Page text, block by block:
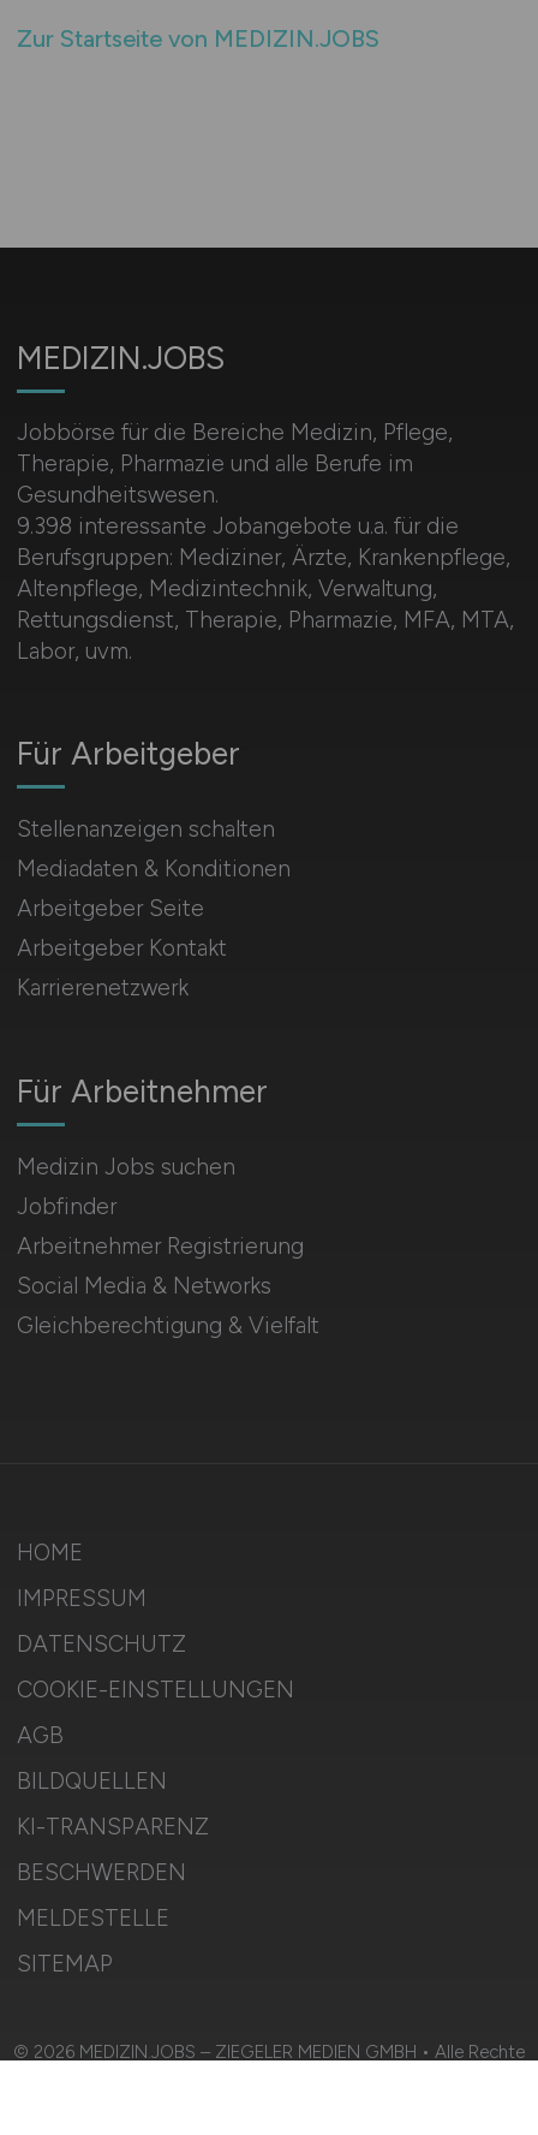
Zur Startseite von MEDIZIN.JOBS
MEDIZIN.JOBS
Jobbörse für die Bereiche Medizin, Pflege,
Therapie, Pharmazie und alle Berufe im
Gesundheitswesen.
9.398 interessante Jobangebote u.a. für die
Berufsgruppen: Mediziner, Ärzte, Krankenpflege,
Altenpflege, Medizintechnik, Verwaltung,
Rettungsdienst, Therapie, Pharmazie, MFA, MTA,
Labor, uvm.
Für Arbeitnehmer
Medizin Jobs suchen
Jobfinder
Arbeitnehmer Registrierung
Social Media & Networks
Gleichberechtigung & Vielfalt
Für Arbeitgeber
Stellenanzeigen schalten
Mediadaten & Konditionen
Arbeitgeber Seite
Arbeitgeber Kontakt
Karrierenetzwerk
HOME
IMPRESSUM
DATENSCHUTZ
COOKIE-EINSTELLUNGEN
AGB
BILDQUELLEN
KI-TRANSPARENZ
BESCHWERDEN
MELDESTELLE
SITEMAP
© 2026 MEDIZIN.JOBS – ZIEGELER MEDIEN GMBH • Alle Rechte